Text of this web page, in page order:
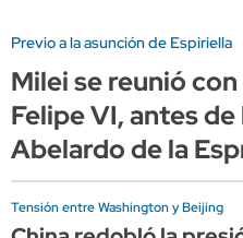
Previo a la asunción de Espiriella
Milei se reunió
Felipe VI, antes
Abelardo de la
Tensión entre Washington y Beijing